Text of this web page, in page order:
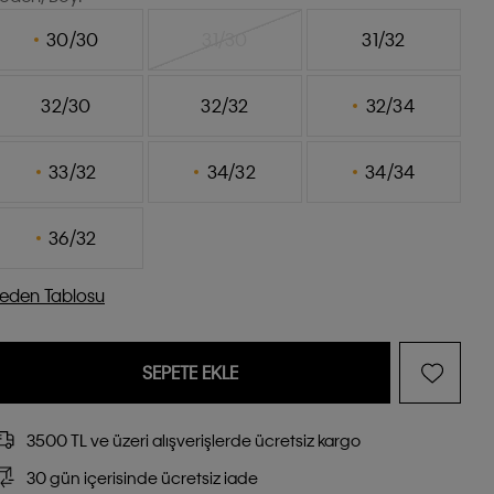
30/30
31/32
32/30 32/32 32/34
33/32 34/32 34/34
36/32
Tablosu
SEPETE EKLE
3500 TL ve üzeri alışverişlerde ücretsiz kargo
30 gün içerisinde ücretsiz iade